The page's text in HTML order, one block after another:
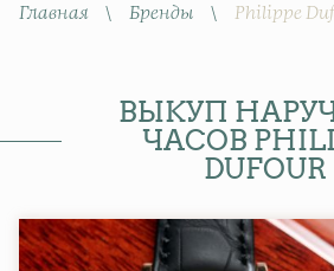
Главная \ Бренды \ Philippe
ВЫКУП
ЧАСОВ
DUFOUR